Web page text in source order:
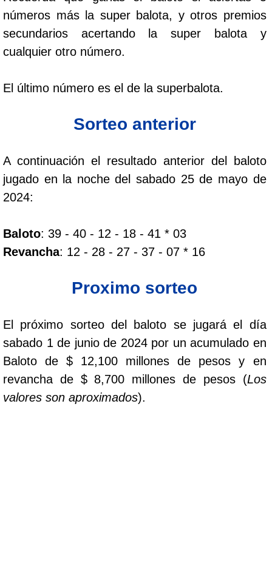
Paisita Día
Paisita Noche
Paisita 3
Pick 3 Día
Pick 3 Noche
Pick 4 Noche
Sinuano Día
Sinuano Noche
números más la super balota, y otros premios
secundarios acertando la super balota y
cualquier otro número.
El último número es el de la superbalota.
Sorteo anterior
A continuación el resultado anterior del baloto
jugado en la noche del sabado 25 de mayo de
2024:
Baloto: 39 - 40 - 12 - 18 - 41 * 03
Revancha: 12 - 28 - 27 - 37 - 07 * 16
Proximo sorteo
El próximo sorteo del baloto se jugará el día
sabado 1 de junio de 2024 por un acumulado en
Baloto de $ 12,100 millones de pesos y en
revancha de $ 8,700 millones de pesos (Los
valores son aproximados).